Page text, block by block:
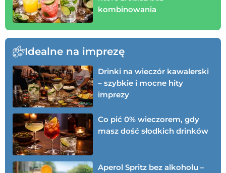
kombinowania
Idealne na imprezę
Drinki na wieczór kawalerski
– szybkie i mocne hity
imprezy
Co pić 0% wieczorem, gdy
masz dość słodkich drinków
Aperol Spritz bez alkoholu –